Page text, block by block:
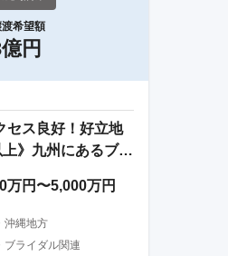
希望額
円
セス良好！好立地
》九州にあるブラ
万円〜5,000万円
沖縄地方
ブライダル関連